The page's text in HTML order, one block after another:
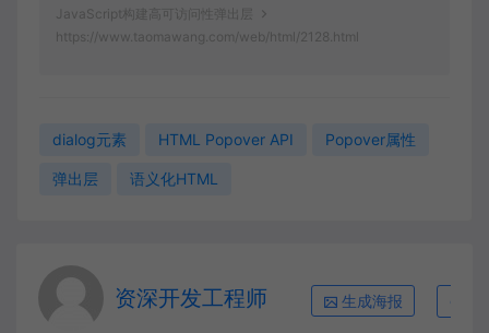
JavaScript构建高可访问性弹出层
https://www.taomawang.com/web/html/2128.html
dialog元素 HTML Popover API Popover属性
弹出层 语义化HTML
资深开发工程师 生成海报